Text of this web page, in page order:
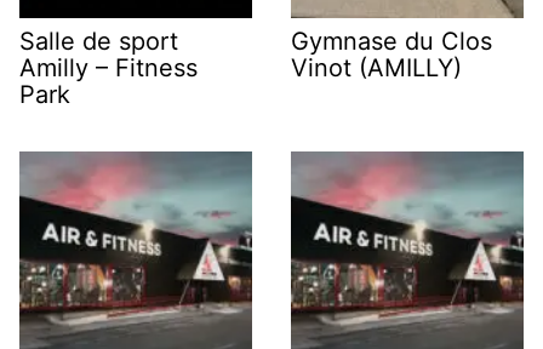
Salle de sport
Amilly – Fitness
Park
Gymnase du Clos
Vinot (AMILLY)